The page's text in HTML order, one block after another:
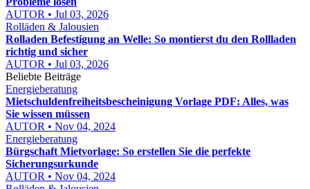
AUTOR • Jul 03, 2026
Rolläden & Jalousien
Rolladen Befestigung an Welle: So montierst du den Rollladen
richtig und sicher
AUTOR • Jul 03, 2026
Beliebte Beiträge
Energieberatung
Mietschuldenfreiheitsbescheinigung Vorlage PDF: Alles, was
Sie wissen müssen
AUTOR • Nov 04, 2024
Energieberatung
Bürgschaft Mietvorlage: So erstellen Sie die perfekte
Sicherungsurkunde
AUTOR • Nov 04, 2024